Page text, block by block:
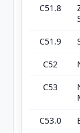
C51.8
C51.9
C52
C53
C53.0